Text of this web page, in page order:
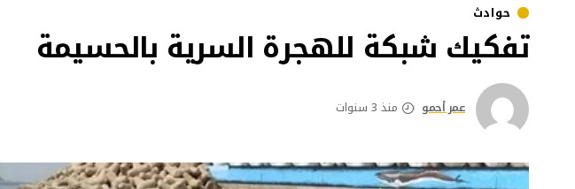
حوادث
تفكيك شبكة للهجرة السرية بالحسيمة
عمر أحمو منذ 3 سنوات